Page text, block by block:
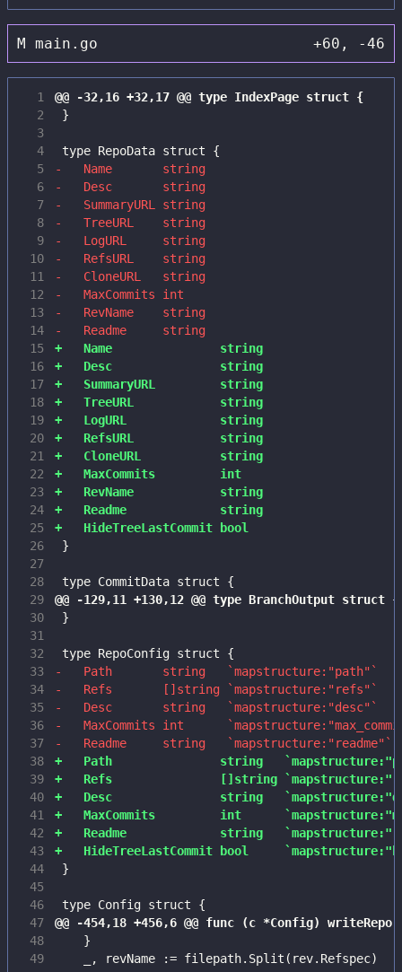
Mmain.go +60 , -46
  1
@@ -32,16 +32,17 @@ type IndexPage struct {
  2
  3
  4
  5
-	Name       string
  6
-	Desc       string
  7
-	SummaryURL string
  8
-	TreeURL    string
  9
-	LogURL     string
10
-	RefsURL    string
11
-	CloneURL   string
12
13
-	RevName    string
14
-	Readme     string
15
+	Name               string
16
+	Desc               string
17
+	SummaryURL         string
18
+	TreeURL            string
19
+	LogURL             string
20
+	RefsURL            string
21
+	CloneURL           string
22
+	MaxCommits         int
23
+	RevName            string
24
+	Readme             string
25
26
27
28
29
30
31
32
33
34
35
36
37
38
39
40
41
42
43
44
45
46
47
48
49